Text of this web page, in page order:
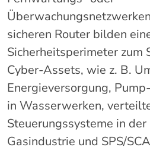
sicheren Router bilden
Sicherheitsperimeter zum
Cyber-Assets, wie z. B.
Energieversorgung,
in Wasserwerken,
Steuerungssysteme in
Gasindustrie und SPS/